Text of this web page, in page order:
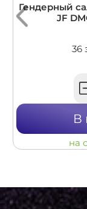
Гендерный
JF
36
В
на